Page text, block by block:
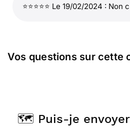
⭐⭐⭐⭐⭐ Le 19/02/2024 :
Vos questions sur cette
🗺️ Puis-je